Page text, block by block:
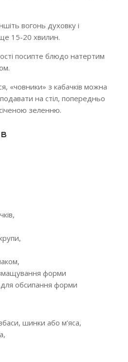
вогонь духовку і
15-20 хвилин.
посипте блюдо натертим
«човники» з кабачків можна
на стіл, попередньо
зеленню.
форми
для обсипання форми
шинки або м’яса,